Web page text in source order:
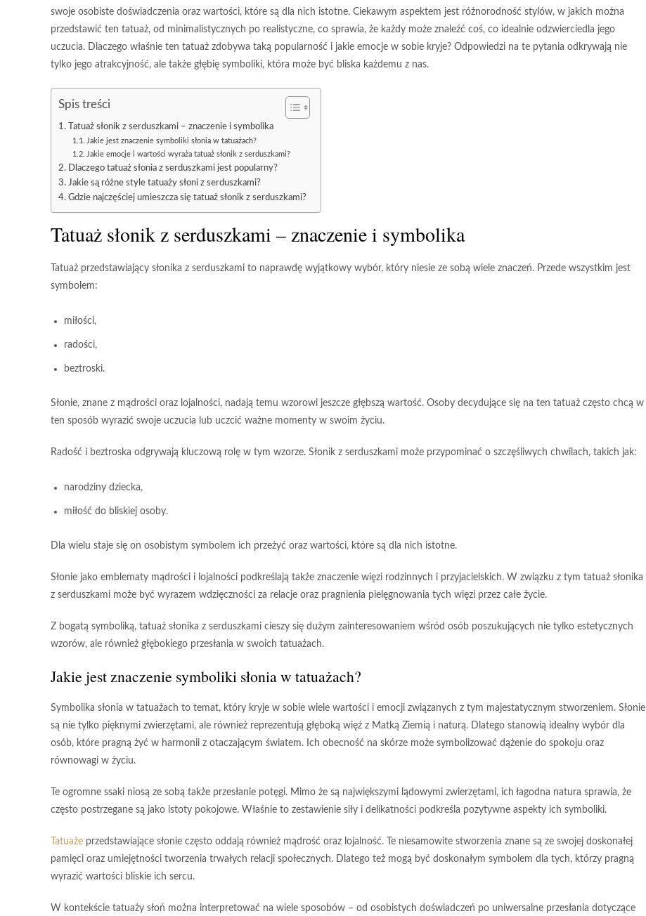
swoje osobiste doświadczenia oraz wartości, które są dla nich istotne. Ciekawym aspektem jest różnorodność stylów, w jakich można
przedstawić ten tatuaż, od minimalistycznych po realistyczne, co sprawia, że każdy może znaleźć coś, co idealnie odzwierciedla jego
uczucia. Dlaczego właśnie ten tatuaż zdobywa taką popularność i jakie emocje w sobie kryje? Odpowiedzi na te pytania odkrywają nie
tylko jego atrakcyjność, ale także głębię symboliki, która może być bliska każdemu z nas.
Spis treści
Tatuaż słonik z serduszkami – znaczenie i symbolika
Jakie jest znaczenie symboliki słonia w tatuażach?
Jakie emocje i wartości wyraża tatuaż słonik z serduszkami?
Dlaczego tatuaż słonia z serduszkami jest popularny?
Jakie są różne style tatuaży słoni z serduszkami?
Gdzie najczęściej umieszcza się tatuaż słonik z serduszkami?
Tatuaż słonik z serduszkami – znaczenie i symbolika
Tatuaż przedstawiający słonika z serduszkami to naprawdę wyjątkowy wybór, który niesie ze sobą wiele znaczeń. Przede wszystkim jest
symbolem:
miłości,
radości,
beztroski.
Słonie, znane z mądrości oraz lojalności, nadają temu wzorowi jeszcze głębszą wartość. Osoby decydujące się na ten tatuaż często chcą w
ten sposób wyrazić swoje uczucia lub uczcić ważne momenty w swoim życiu.
Radość i beztroska odgrywają kluczową rolę w tym wzorze. Słonik z serduszkami może przypominać o szczęśliwych chwilach, takich jak:
narodziny dziecka,
miłość do bliskiej osoby.
Dla wielu staje się on osobistym symbolem ich przeżyć oraz wartości, które są dla nich istotne.
Słonie jako emblematy mądrości i lojalności podkreślają także znaczenie więzi rodzinnych i przyjacielskich. W związku z tym tatuaż słonika
z serduszkami może być wyrazem wdzięczności za relacje oraz pragnienia pielęgnowania tych więzi przez całe życie.
Z bogatą symboliką, tatuaż słonika z serduszkami cieszy się dużym zainteresowaniem wśród osób poszukujących nie tylko estetycznych
wzorów, ale również głębokiego przesłania w swoich tatuażach.
Jakie jest znaczenie symboliki słonia w tatuażach?
Symbolika słonia w tatuażach to temat, który kryje w sobie wiele wartości i emocji związanych z tym majestatycznym stworzeniem. Słonie
są nie tylko pięknymi zwierzętami, ale również reprezentują głęboką więź z Matką Ziemią i naturą. Dlatego stanowią idealny wybór dla
osób, które pragną żyć w harmonii z otaczającym światem. Ich obecność na skórze może symbolizować dążenie do spokoju oraz
równowagi w życiu.
Te ogromne ssaki niosą ze sobą także przesłanie potęgi. Mimo że są największymi lądowymi zwierzętami, ich łagodna natura sprawia, że
często postrzegane są jako istoty pokojowe. Właśnie to zestawienie siły i delikatności podkreśla pozytywne aspekty ich symboliki.
Tatuaże przedstawiające słonie często oddają również mądrość oraz lojalność. Te niesamowite stworzenia znane są ze swojej doskonałej
pamięci oraz umiejętności tworzenia trwałych relacji społecznych. Dlatego też mogą być doskonałym symbolem dla tych, którzy pragną
wyrazić wartości bliskie ich sercu.
W kontekście tatuaży słoń można interpretować na wiele sposobów – od osobistych doświadczeń po uniwersalne przesłania dotyczące